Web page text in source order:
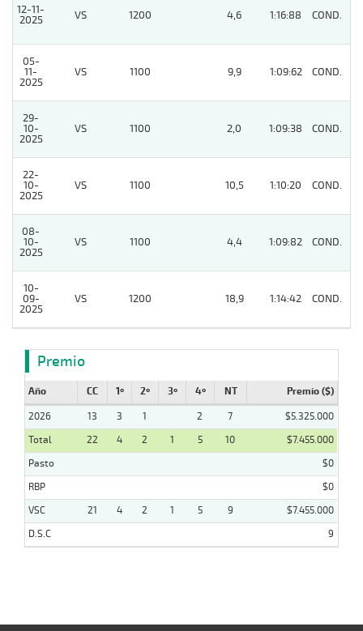
12-11-
2025
VS 1200 4,6 1:16:88 COND.
05-
11-
2025
VS 1100 9,9 1:09:62 COND.
29-
10-
2025
VS 1100 2,0 1:09:38 COND.
22-
10-
2025
VS 1100 10,5 1:10:20 COND.
08-
10-
2025
VS 1100 4,4 1:09:82 COND.
10-
09-
2025
VS 1200 18,9 1:14:42 COND.
Premio
Año CC 1º 2º 3º 4º NT Premio ($)
2026 13 3 1 2 7
$5.325.000
Total
22 4 2 1 5 10
$7.455.000
Pasto
$0
RBP
$0
VSC
21 4 2 1 5 9
$7.455.000
D.S.C
9